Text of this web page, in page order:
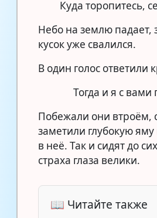
Куда торопитесь,
Небо на землю падает,
кусок уже свалился.
В один голос
Тогда и я с вами
Побежали они втроём,
заметили глубокую
в неё. Так и сидят до
страха глаза велики.
📖 Читайте также